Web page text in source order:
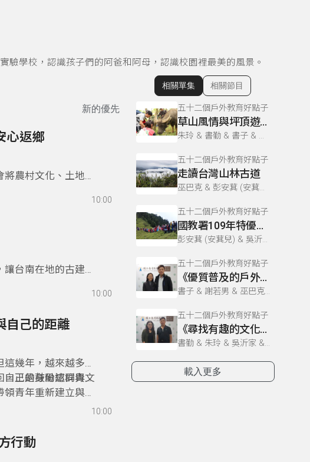
學校，認識孩子們的阿爸和阿母，認識校園裡最美的風景。
新的優先
心返鄉
農村文化、土地情
10:00
台南在地的古建築
10:00
自己的距離
幾年，越來越多的
自己的身份認同與文
，正是鼓勵這群青年
青年重新建立與部
10:00
行動
顯示相關單集
相關單集 相關節目
五十二個戶外教育好點子
草山風情與坪頂遊學
朱玲 & 書勤 & 書子 & 吳沂家/朱玲/書子/巫巴克 & 吳沂家 & 巫巴克 & 謝若男 & 彭安萁 (安萁兒) & 吳沂家、朱玲、書子、巫巴克、書勤
五十二個戶外教育好點子
走讀台灣山林古道
巫巴克 & 彭安萁 (安萁兒) & 吳沂家、朱玲、書子、巫巴克、書勤 & 謝若男 & 吳沂家 & 書子 & 吳沂家/朱玲/書子/巫巴克 & 朱玲 & 書勤
五十二個戶外教育好點子
國教署109年特優教案-新竹光武國中「空中的島嶼」
彭安萁 (安萁兒) & 吳沂家/朱玲/書子/巫巴克 & 吳沂家 & 謝若男 & 巫巴克 & 書子 & 吳沂家、朱玲、書子、巫巴克、書勤 & 書勤 & 朱玲
五十二個戶外教育好點子
《優質普及的戶外教育》
書子 & 謝若男 & 巫巴克 & 吳沂家/朱玲/書子/巫巴克 & 吳沂家、朱玲、書子、巫巴克、書勤 & 彭安萁 (安萁兒) & 吳沂家 & 書勤 & 朱玲
五十二個戶外教育好點子
《尋找有趣的文化寶藏》
書勤 & 朱玲 & 吳沂家 & 吳沂家/朱玲/書子/巫巴克 & 書子 & 彭安萁 (安萁兒) & 吳沂家、朱玲、書子、巫巴克、書勤 & 謝若男 & 巫巴克
載入更多